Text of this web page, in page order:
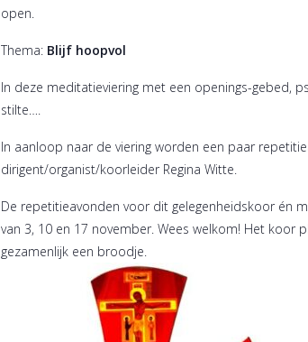
open.
Thema: Blijf hoopvol
In deze meditatieviering met een openings-gebed,
stilte….
In aanloop naar de viering worden een paar
dirigent/organist/koorleider Regina Witte.
De repetitieavonden voor dit gelegenheidskoor én
van 3, 10 en 17 november. Wees welkom! Het
gezamenlijk een broodje.